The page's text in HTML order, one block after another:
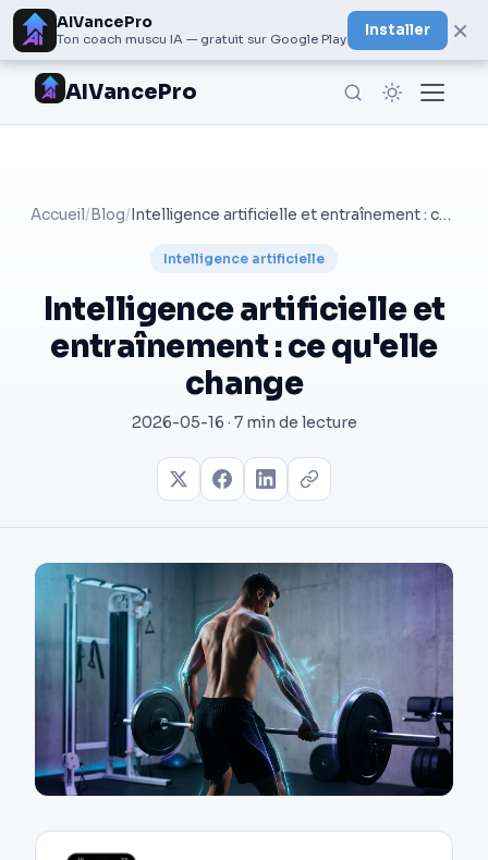
AIVancePro
Ton coach muscu IA — gratuit sur Google Play
Installer ×
AIVancePro
Accueil/ Blog/ Intelligence artificielle et entraînement : ce qu'elle change
Intelligence artificielle
Intelligence artificielle et
entraînement : ce qu'elle
change
2026-05-16 · 7 min de lecture